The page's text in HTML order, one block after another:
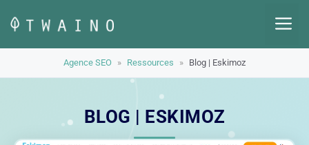
au
contenu
Agence SEO » Ressources » Blog | Eskimoz
BLOG | ESKIMOZ